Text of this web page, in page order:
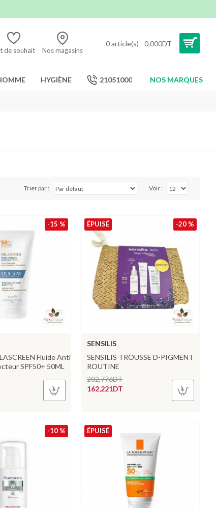
de souhait Nos magasins
0 article(s) - 0,000DT
HYGIÈNE 21051000 NOS MARQUES
Trier par : Voir :
-15 %
Fluide Anti
SPF50+ 50ML
-20 %
ÉPUISÉ
SENSILIS
SENSILIS TROUSSE D-PIGMENT
ROUTINE
162,221DT
202,776DT
-10 % ÉPUISÉ